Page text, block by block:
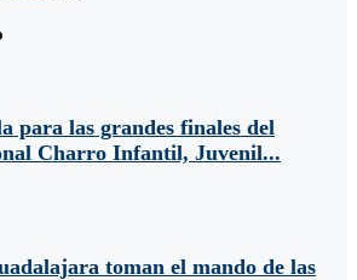
para las grandes finales del
Charro Infantil, Juvenil...
toman el mando de las